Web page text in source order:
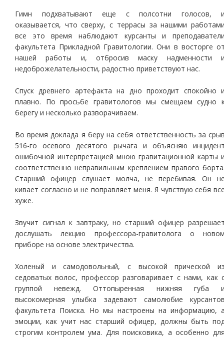
Гимн подхватывают еще с полсотни голосов,
оказывается, что сверху, с террасы за нашими
все это время наблюдают курсанты и
факультета Прикладной Гравитологии. Они в восторге
нашей работы и, отбросив маску надменности
недоброжелательности, радостно приветствуют нас.
Спуск древнего артефакта на дно проходит спокойно
плавно. По просьбе гравитологов мы смещаем судно
берегу и несколько разворачиваем.
Во время доклада я беру на себя ответственность за
516-го осевого десятого рычага и объясняю
ошибочной интерпретацией мною гравитационной карты
соответственно неправильным креплением правого
Старший офицер слушает молча, не перебивая. Он
кивает согласно и не поправляет меня. Я чувствую себя
хуже.
Звучит сигнал к завтраку, но старший офицер
дослушать лекцию профессора-гравитолога о
приборе на основе электричества.
Холеный и самодовольный, с высокой прической
седоватых волос, профессор разговаривает с нами, как
группой невежд. Оттопыренная нижняя губа
высокомерная улыбка задевают самолюбие
факультета Поиска. Но мы настроены на информацию,
эмоции, как учит нас старший офицер, должны быть
строгим контролем ума. Для поисковика, а особенно